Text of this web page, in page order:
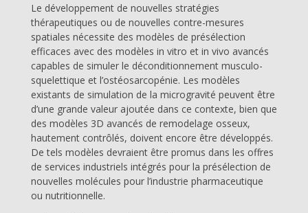
Le développement de nouvelles stratégies
thérapeutiques ou de nouvelles contre-mesures
spatiales nécessite des modèles de présélection
efficaces avec des modèles in vitro et in vivo avancés
capables de simuler le déconditionnement musculo-
squelettique et l’ostéosarcopénie. Les modèles
existants de simulation de la microgravité peuvent être
d’une grande valeur ajoutée dans ce contexte, bien que
des modèles 3D avancés de remodelage osseux,
hautement contrôlés, doivent encore être développés.
De tels modèles devraient être promus dans les offres
de services industriels intégrés pour la présélection de
nouvelles molécules pour l’industrie pharmaceutique
ou nutritionnelle.